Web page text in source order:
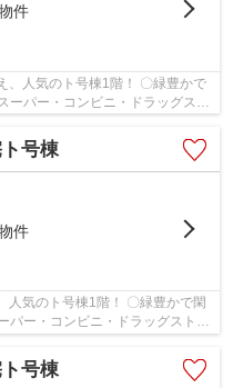
件
、人気のト号棟1階！ 〇緑豊かで
パー・コンビニ・ドラッグスト
号棟
件
人気のト号棟1階！ 〇緑豊かで閑
パー・コンビニ・ドラッグスト
号棟